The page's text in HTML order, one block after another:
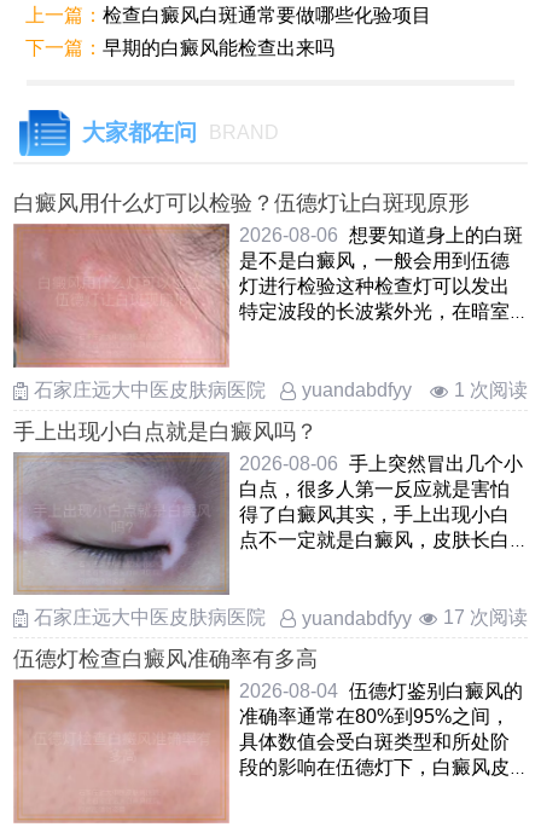
上一篇：检查白癜风白斑通常要做哪些化验项目
下一篇：早期的白癜风能检查出来吗
大家都在问 BRAND
白癜风用什么灯可以检验？伍德灯让白斑现原形
2026-08-06 想要知道身上的白斑
是不是白癜风，一般会用到伍德
灯进行检验这种检查灯可以发出
特定波段的长波紫外光，在暗室
石家庄远大中医皮肤病医院 yuandabdfyy 1 次阅读
手上出现小白点就是白癜风吗？
2026-08-06 手上突然冒出几个小
白点，很多人第一反应就是害怕
得了白癜风其实，手上出现小白
点不一定就是白癜风，皮肤长白
石家庄远大中医皮肤病医院
yuandabdfyy 17 次阅读
伍德灯检查白癜风准确率有多高
2026-08-04 伍德灯鉴别白癜风的
准确率通常在80%到95%之间，
具体数值会受白斑类型和所处阶
段的影响在伍德灯下，白癜风皮